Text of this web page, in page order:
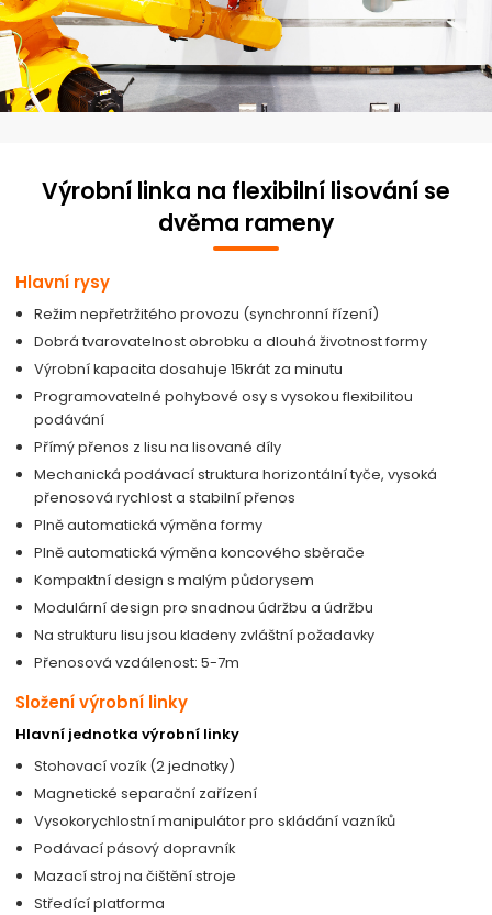
Výrobní linka na flexibilní lisování se
dvěma rameny
Hlavní rysy
Režim nepřetržitého provozu (synchronní řízení)
Dobrá tvarovatelnost obrobku a dlouhá životnost formy
Výrobní kapacita dosahuje 15krát za minutu
Programovatelné pohybové osy s vysokou flexibilitou
podávání
Přímý přenos z lisu na lisované díly
Mechanická podávací struktura horizontální tyče, vysoká
přenosová rychlost a stabilní přenos
Plně automatická výměna formy
Plně automatická výměna koncového sběrače
Kompaktní design s malým půdorysem
Modulární design pro snadnou údržbu a údržbu
Na strukturu lisu jsou kladeny zvláštní požadavky
Přenosová vzdálenost: 5-7m
Složení výrobní linky
Hlavní jednotka výrobní linky
Stohovací vozík (2 jednotky)
Magnetické separační zařízení
Vysokorychlostní manipulátor pro skládání vazníků
Podávací pásový dopravník
Mazací stroj na čištění stroje
Středící platforma